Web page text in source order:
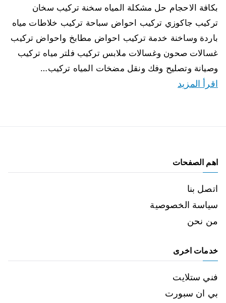
بكافة الاحجام حل مشكلة المياه سخنة تركيب سخان
تركيب جاكوزي تركيب احواض سباحة تركيب خلاطات مياه
باردة وساخنة خدمة تركيب احواض مطابخ واحواض تركيب
غسالات صحون وغسالات ملابس تركيب فلتر مياه تركيب
وصيانة وتصليح وفك ونقل مضخات المياه تركيب…
اقرأ المزيد
اهم الصفحات
اتصل بنا
سياسة الخصوصية
من نحن
خدمات اخرى
فني ستلايت
بي ان سبورت